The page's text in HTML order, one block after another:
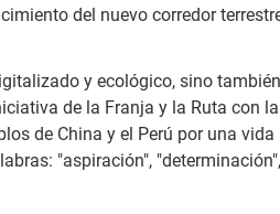
del nuevo corredor
y ecológico, sino
de la Franja y la Ruta con
de China y el Perú por una vida
"aspiración",